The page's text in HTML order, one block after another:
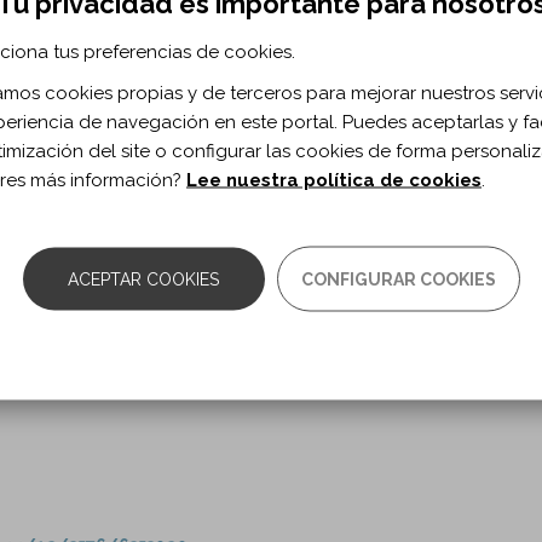
Facility During the COVID-19
E, Alexandrou S, Rider E, Bogosian C, Norton J, Pacheco
and Rehabilitation. vol. 102 n. 12
9993(21)00524-4/fulltext
in COVID-19: potential mechanisms
tus preferencias de cookies.
cookies propias y de terceros para mejorar nuestros
de navegación en este portal. Puedes aceptarlas y
del site o configurar las cookies de forma
más información? Lee nuestra política de cookies
ACEPTAR COOKIES CONFIGURAR COOKIES